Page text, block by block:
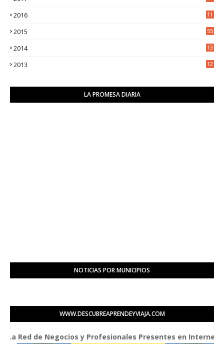
2016
11
2015 55
2014
13
2013
12
LA PROMESA DIARIA
NOTICIAS POR MUNICIPIOS
WWW.DESCUBREAPRENDEYVIAJA.COM
de Negocios y Profesionales Presentes en Internet